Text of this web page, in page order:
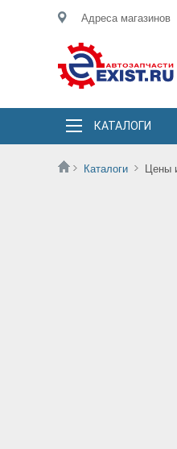
Адреса магазинов
КАТАЛОГИ
Каталоги Цены